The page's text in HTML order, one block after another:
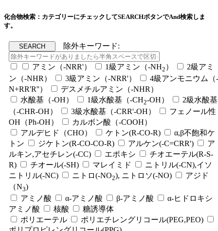
化合物検索：カテゴリーにチェックしてSEARCHボタンでAnd検索しま
す。
除外キーワード:
アミン（-NRR'） 1級アミン（-NH2 ）
2級アミ
ン（-NHR）
3級アミン（-NRR'）
4級アンモニウム（-
N+RR'R''）
デスメチルアミン（-NHR）
水酸基（-OH）
1級水酸基（-CH2-OH）
2級水酸基
（-CHR-OH）
3級水酸基（-CRR'-OH）
フェノール性
OH（Ph-OH）
カルボン酸（-COOH）
アルデヒド（CHO）
ケトン(R-CO-R)
α,β不飽和ケ
トン
ジケトン(R-CO-CO-R) アルケン(-C=CRR')
ア
ルキン,アセチレン(-CC)
エポキシ
チオエーテル(R-S-
R)
チオール(-SH) マレイミド
ニトリル(-CN),イソ
ニトリル(-NC)
ニトロ(-NO2), ニトロソ(-NO)
アジド
（N3)
アミノ酸
α-アミノ酸 β-アミノ酸
α-ヒドロキシ
アミノ酸
核酸
糖誘導体
ポリエーテル
ポリエチレングリコール(PEG,PEO)